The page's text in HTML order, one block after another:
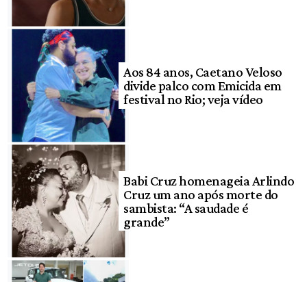
Aos 84 anos, Caetano Veloso
divide palco com Emicida em
festival no Rio; veja vídeo
Babi Cruz homenageia Arlindo
Cruz um ano após morte do
sambista: “A saudade é
grande”